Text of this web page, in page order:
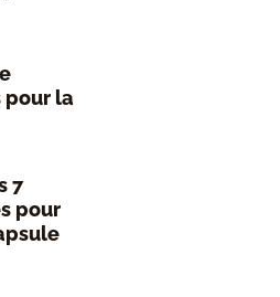
pour la
7
pour